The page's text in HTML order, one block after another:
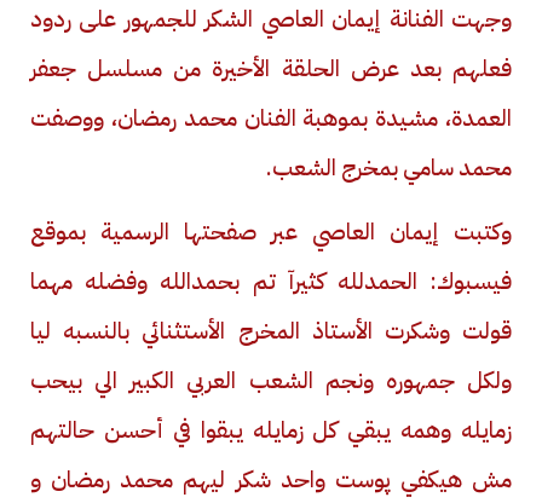
وجهت الفنانة إيمان العاصي الشكر للجمهور على ردود
فعلهم بعد عرض الحلقة الأخيرة من مسلسل جعفر
العمدة، مشيدة بموهبة الفنان محمد رمضان، ووصفت
محمد سامي بمخرج الشعب.
وكتبت إيمان العاصي عبر صفحتها الرسمية بموقع
فيسبوك: الحمدلله كثيرآ تم بحمدالله وفضله مهما
قولت وشكرت الأستاذ المخرج الأستثنائي بالنسبه ليا
ولكل جمهوره ونجم الشعب العربي الكبير الي بيحب
زمايله وهمه يبقي كل زمايله يبقوا في أحسن حالتهم
مش هيكفي پوست واحد شكر ليهم محمد رمضان و